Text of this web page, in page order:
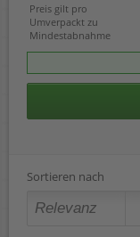
Preis gilt pro
Umverpackt zu
Mindestabnahme
Sortieren nach